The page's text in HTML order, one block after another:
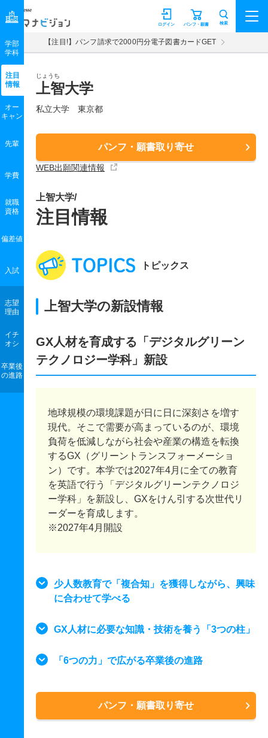
マナビジョン パンフ・願書
ログイン 検索
【注目!】パンフ請求で2000円分電子図書カードGET
じょうち
上智大学
私立大学 東京都
パンフ・願書取り寄せ
WEB出願関連情報
学部
学科
注目
情報
オー
キャン
先輩
学費
就職
資格
偏差値
入試
志望
理由
イチ
オシ
卒業後
の進路
上智大学/
注目情報
トピックス
上智大学の新設情報
GX人材を育成する「デジタルグリーン
テクノロジー学科」新設
地球規模の環境課題が日に日に深刻さを増す
現代。そこで需要が高まっているのが、環境
負荷を低減しながら社会や産業の構造を転換
するGX（グリーントランスフォーメーショ
ン）です。本学では2027年4月に全ての教育
を英語で行う「デジタルグリーンテクノロジ
ー学科」を新設し、GXをけん引する次世代リ
ーダーを育成します。
※2027年4月開設
少人数教育で「複合知」を獲得しながら、興味
に合わせて学べる
GX人材に必要な知識・技術を養う「3つの柱」
「6つの力」で広がる卒業後の進路
パンフ・願書取り寄せ